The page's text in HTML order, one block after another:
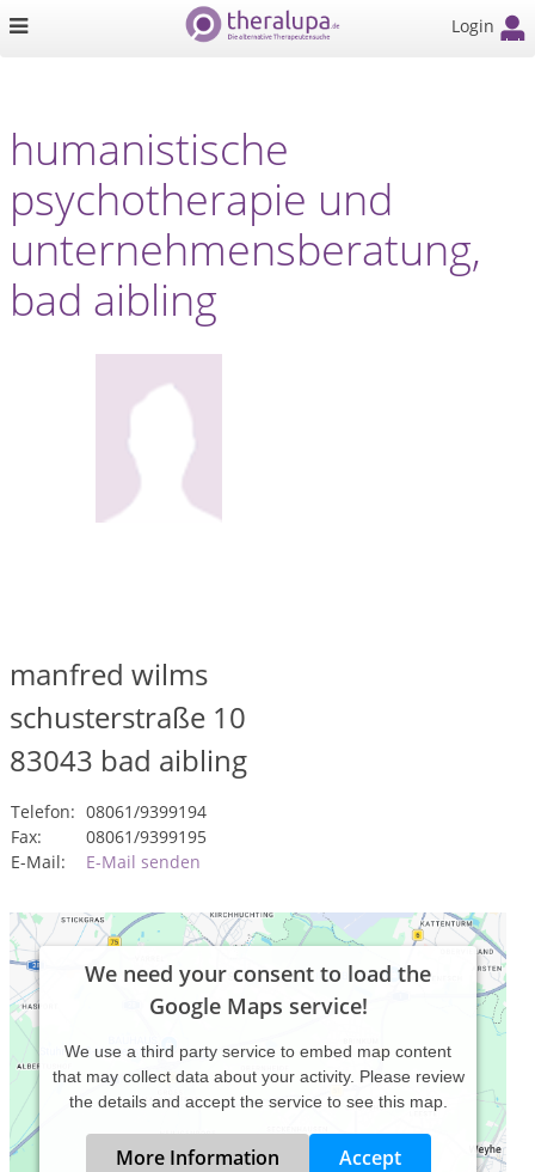
Login
humanistische
psychotherapie und
unternehmensberatung,
bad aibling
manfred wilms
schusterstraße 10
83043 bad aibling
Telefon: 08061/9399194
Fax:
08061/9399195
E-Mail:
E-Mail senden
We need your consent to load the
Google Maps service!
We use a third party service to embed map content
that may collect data about your activity. Please review
the details and accept the service to see this map.
More Information Accept